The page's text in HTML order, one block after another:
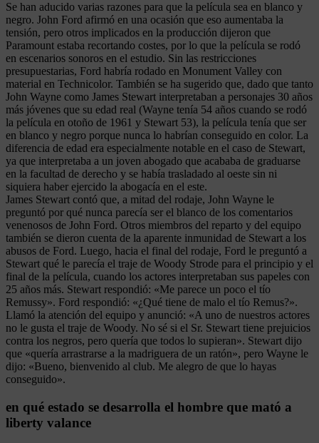
Se han aducido varias razones para que la película sea en blanco y
negro. John Ford afirmó en una ocasión que eso aumentaba la
tensión, pero otros implicados en la producción dijeron que
Paramount estaba recortando costes, por lo que la película se rodó
en escenarios sonoros en el estudio. Sin las restricciones
presupuestarias, Ford habría rodado en Monument Valley con
material en Technicolor. También se ha sugerido que, dado que tanto
John Wayne como James Stewart interpretaban a personajes 30 años
más jóvenes que su edad real (Wayne tenía 54 años cuando se rodó
la película en otoño de 1961 y Stewart 53), la película tenía que ser
en blanco y negro porque nunca lo habrían conseguido en color. La
diferencia de edad era especialmente notable en el caso de Stewart,
ya que interpretaba a un joven abogado que acababa de graduarse
en la facultad de derecho y se había trasladado al oeste sin ni
siquiera haber ejercido la abogacía en el este.
James Stewart contó que, a mitad del rodaje, John Wayne le
preguntó por qué nunca parecía ser el blanco de los comentarios
venenosos de John Ford. Otros miembros del reparto y del equipo
también se dieron cuenta de la aparente inmunidad de Stewart a los
abusos de Ford. Luego, hacia el final del rodaje, Ford le preguntó a
Stewart qué le parecía el traje de Woody Strode para el principio y el
final de la película, cuando los actores interpretaban sus papeles con
25 años más. Stewart respondió: «Me parece un poco el tío
Remussy». Ford respondió: «¿Qué tiene de malo el tío Remus?».
Llamó la atención del equipo y anunció: «A uno de nuestros actores
no le gusta el traje de Woody. No sé si el Sr. Stewart tiene prejuicios
contra los negros, pero quería que todos lo supieran». Stewart dijo
que «quería arrastrarse a la madriguera de un ratón», pero Wayne le
dijo: «Bueno, bienvenido al club. Me alegro de que lo hayas
conseguido».
en qué estado se desarrolla el hombre que mató a
liberty valance